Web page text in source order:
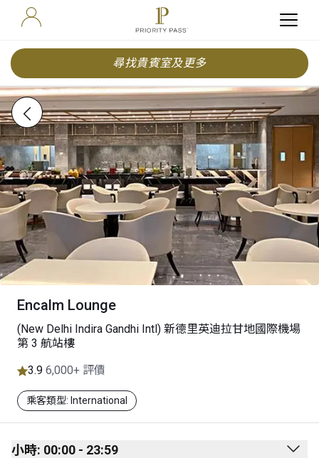
尋找貴賓室及更多
Encalm Lounge
(New Delhi Indira Gandhi Intl) 新德里英迪拉甘地國際機場
第 3 航站樓
3.9 6,000+ 評價
乘客類型: International
小時: 00:00 - 23:59